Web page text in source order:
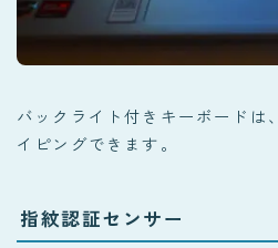
バックライト付きキーボードは
イピングできます。
指紋認証センサー